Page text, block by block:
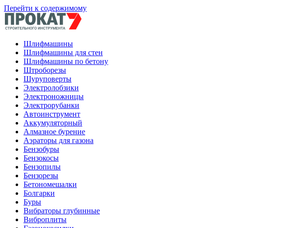
Перейти к содержимому
Шлифмашины
Шлифмашины для стен
Шлифмашины по бетону
Штроборезы
Шуруповерты
Электролобзики
Электроножницы
Электрорубанки
Автоинструмент
Аккумуляторный
Алмазное бурение
Аэраторы для газона
Бензобуры
Бензокосы
Бензопилы
Бензорезы
Бетономешалки
Болгарки
Буры
Вибраторы глубинные
Виброплиты